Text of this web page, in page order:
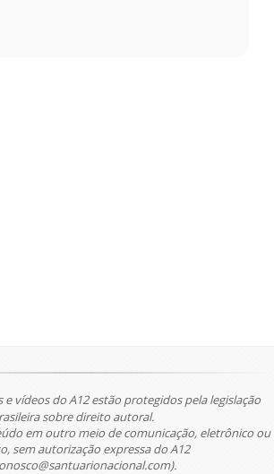
vídeos do A12 estão protegidos pela legislação
sobre direito autoral.
em outro meio de comunicação, eletrônico ou
sem autorização expressa do A12